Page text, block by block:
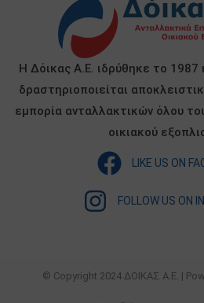
Η Δόικας Α.Ε. ιδρύθηκε το 1987
δραστηριοποιείται
εμπορία ανταλλακτικών όλου
οικιακού
LIKE US ON
FOLLOW US ON
© Copyright 2024 ΔΟΙΚΑΣ Α.Ε. |